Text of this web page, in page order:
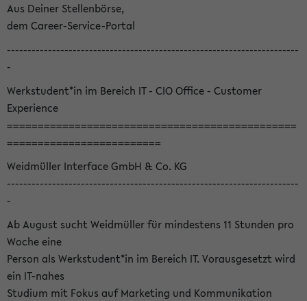
Aus Deiner Stellenbörse,
dem Career-Service-Portal
-----------------------------------------------------------------------
-
Werkstudent*in im Bereich IT - CIO Office - Customer
Experience
===============================================
=========================
Weidmüller Interface GmbH & Co. KG
-----------------------------------------------------------------------
-
Ab August sucht Weidmüller für mindestens 11 Stunden pro
Woche eine
Person als Werkstudent*in im Bereich IT. Vorausgesetzt wird
ein IT-nahes
Studium mit Fokus auf Marketing und Kommunikation